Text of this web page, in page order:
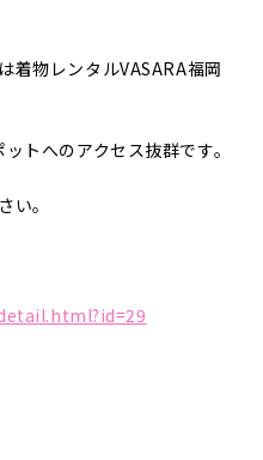
着物レンタルVASARA福岡
トへのアクセス抜群です。
い。